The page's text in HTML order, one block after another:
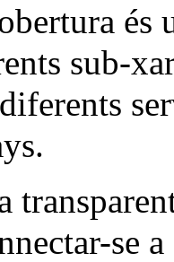
és
sub-
se